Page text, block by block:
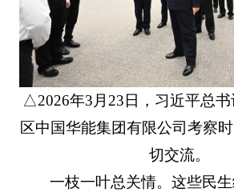
△2026年3月23日，习近平总
区中国华能集团有限公司考察
切交流。
一枝一叶总关情。这些民